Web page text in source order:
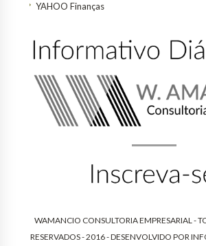
YAHOO Finanças
WAMANCIO CONSULTORIA EMPRESARIAL -
RESERVADOS - 2016 - DESENVOLVIDO POR